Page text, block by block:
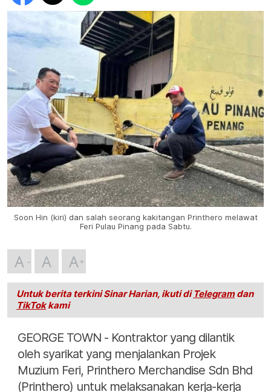
Soon Hin (kiri) dan salah seorang kakitangan Printhero melawat
Feri Pulau Pinang pada Sabtu.
A A A
Untuk berita terkini Sinar Harian, ikuti di Telegramdan
TikTokkami
GEORGE TOWN - Kontraktor yang dilantik
oleh syarikat yang menjalankan Projek
Muzium Feri, Printhero Merchandise Sdn Bhd
(Printhero) untuk melaksanakan kerja-kerja